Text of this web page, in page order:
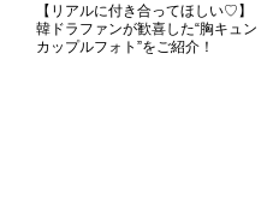
【リアルに付き合ってほしい♡】
韓ドラファンが歓喜した“胸キュン
カップルフォト”をご紹介！